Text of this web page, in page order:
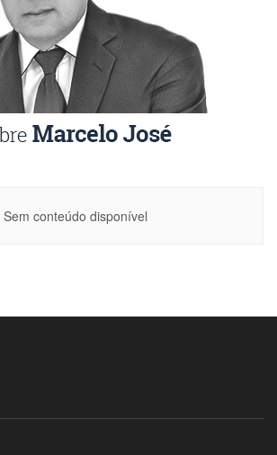
Sem conteúdo disponível